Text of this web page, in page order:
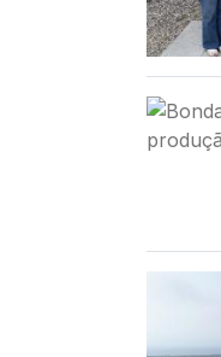
Imagem